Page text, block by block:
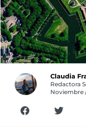
Claudia
Redactora
Noviembre